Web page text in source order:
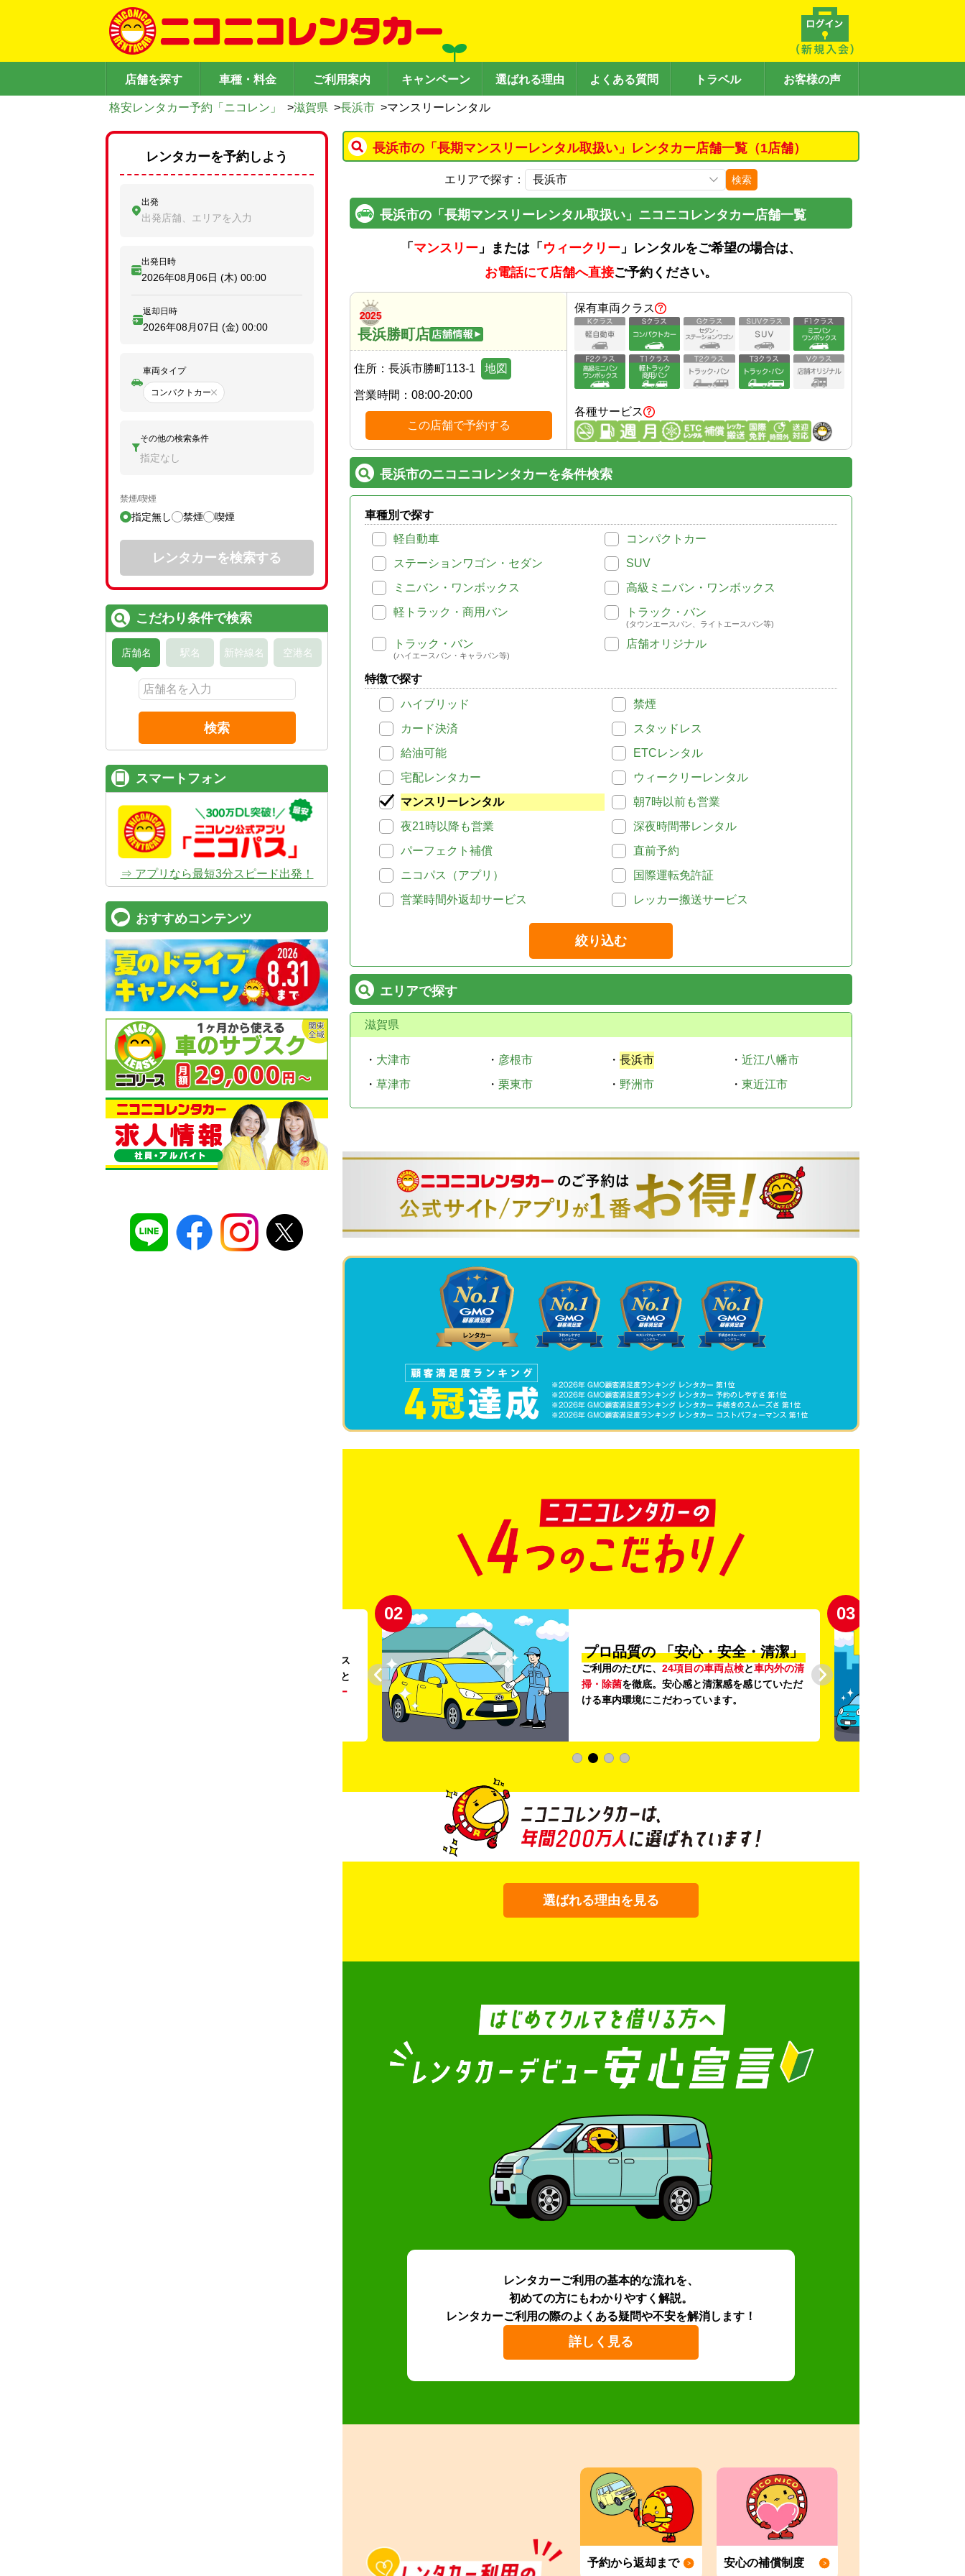
店舗を探す 車種・料金 ご利用案内 キャンペーン 選ばれる理由 よくある質問 トラベル お客様の声
格安レンタカー予約「ニコレン」 >滋賀県 >長浜市 >マンスリーレンタル
長浜市の「長期マンスリーレンタル取扱い」レンタカー店舗一覧（1店舗）
エリアで探す： 検索
長浜市の「長期マンスリーレンタル取扱い」ニコニコレンタカー店舗一覧
「 マンスリー 」または「 ウィークリー 」レンタルをご希望の場合は、
お電話にて店舗へ直接ご予約ください。
長浜勝町店
住所： 長浜市勝町113-1 地図
営業時間： 08:00-20:00
この店舗で予約する
保有車両クラス
各種サービス
長浜市のニコニコレンタカーを条件検索
車種別で探す
軽自動車
コンパクトカー
ステーションワゴン・セダン
SUV
ミニバン・ワンボックス
高級ミニバン・ワンボックス
軽トラック・商用バン
トラック・バン
(タウンエースバン、ライトエースバン等)
トラック・バン
(ハイエースバン・キャラバン等)
店舗オリジナル
特徴で探す
ハイブリッド
禁煙
カード決済
スタッドレス
給油可能
ETCレンタル
宅配レンタカー
ウィークリーレンタル
マンスリーレンタル
朝7時以前も営業
夜21時以降も営業
深夜時間帯レンタル
パーフェクト補償
直前予約
ニコパス（アプリ）
国際運転免許証
営業時間外返却サービス
レッカー搬送サービス
絞り込む
エリアで探す
滋賀県
・ 大津市 ・ 彦根市 ・ 長浜市 ・ 近江八幡市
・ 草津市 ・ 栗東市 ・ 野洲市 ・ 東近江市
。ガソリンス
タンドや整備工場の既存インフラを活用すること
リー
02
プロ品質の 「安心・安全・清潔」
ご利用のたびに、 24項目の車両点検と車内外の清
掃・除菌を徹底。安心感と清潔感を感じていただ
ける車内環境にこだわっています。
03
選ばれる理由を見る
レンタカーご利用の基本的な流れを、
初めての方にもわかりやすく解説。
レンタカーご利用の際のよくある疑問や不安を解消します！
詳しく見る
予約から返却まで 安心の補償制度
レンタカーを予約しよう
出発
出発店舗、エリアを入力
出発日時
2026年08月06日 (木) 00:00
返却日時
2026年08月07日 (金) 00:00
車両タイプ
コンパクトカー
その他の検索条件
指定なし
禁煙/喫煙
指定無し 禁煙 喫煙
レンタカーを検索する
こだわり条件で検索
店舗名 駅名 新幹線名 空港名
検索
スマートフォン
⇒ アプリなら最短3分スピード出発！
おすすめコンテンツ